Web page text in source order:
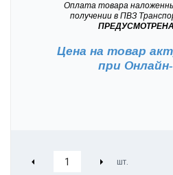
Оплата товара
получении в ПВЗ
Цена на товар
при